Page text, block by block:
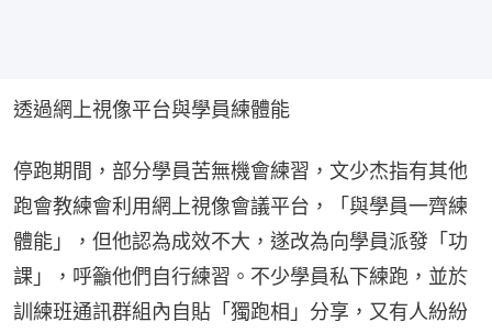
透過網上視像平台與學員練體能
停跑期間，部分學員苦無機會練習，文少杰指有其他
跑會教練會利用網上視像會議平台，「與學員一齊練
體能」，但他認為成效不大，遂改為向學員派發「功
課」，呼籲他們自行練習。不少學員私下練跑，並於
訓練班通訊群組內自貼「獨跑相」分享，又有人紛紛